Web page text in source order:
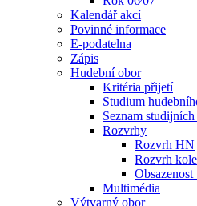
Kalendář akcí
Povinné informace
E-podatelna
Zápis
Hudební obor
Kritéria přijetí
Studium
Seznam
Rozvrhy
Rozvrh HN
Rozvrh
Obsazenost
Multimédia
Výtvarný obor